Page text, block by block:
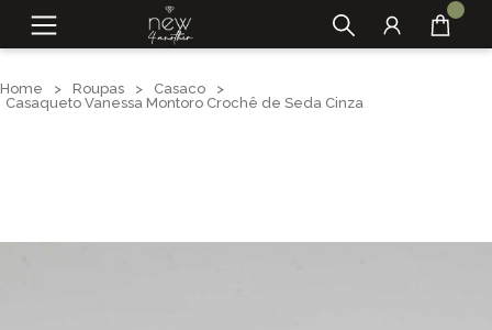
Home > Roupas > Casaco
>
Casaqueto Vanessa Montoro Crochê de Seda Cinza